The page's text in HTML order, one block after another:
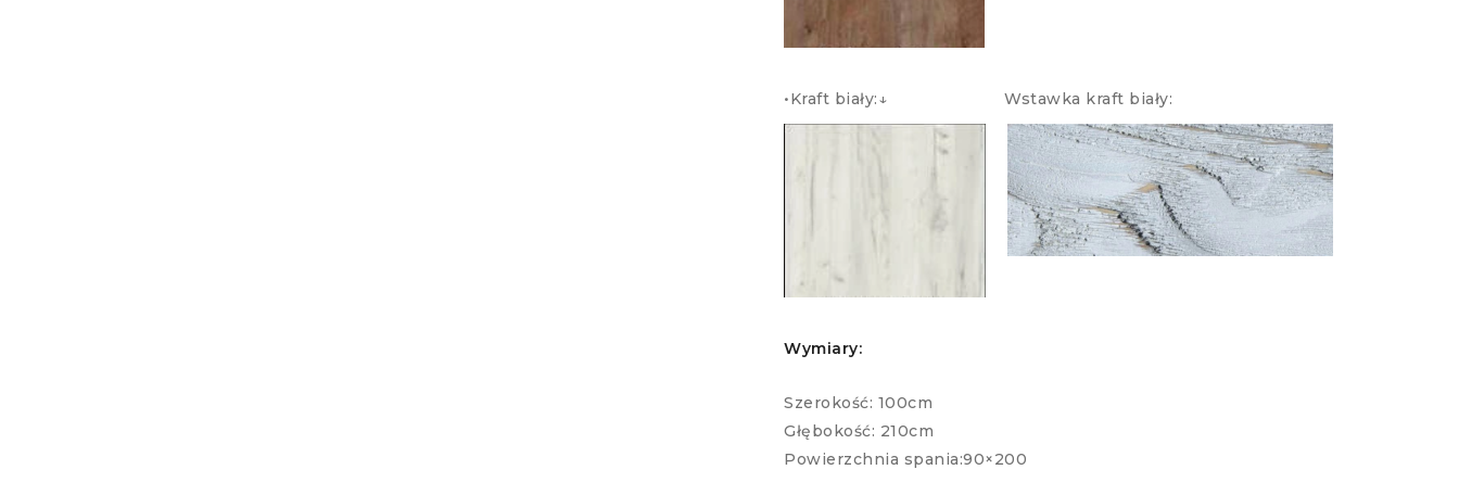
•Kraft biały:↓ Wstawka kraft biały:
Wymiary:
Szerokość: 100cm
Głębokość: 210cm
Powierzchnia spania:90×200